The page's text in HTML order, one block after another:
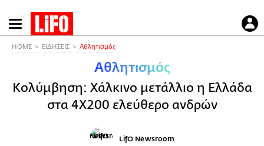
Παράκαμψη
προς
HOME ΕΙΔΗΣΕΙΣ Αθλητισμός
Αθλητισμός
Κολύμβηση: Χάλκινο μετάλλιο η Ελλάδα
στα 4Χ200 ελεύθερο ανδρών
LifO Newsroom